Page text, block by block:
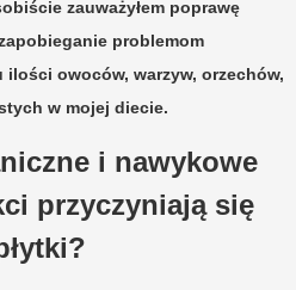
zauważyłem poprawę
problemom
owoców, warzyw, orzechów,
w mojej diecie.
i nawykowe
przyczyniają się